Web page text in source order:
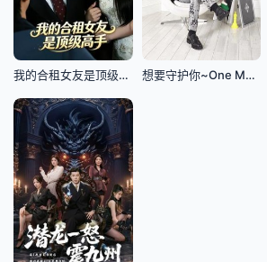
我的合租女友是顶级高手 想要守护你~One More Time~